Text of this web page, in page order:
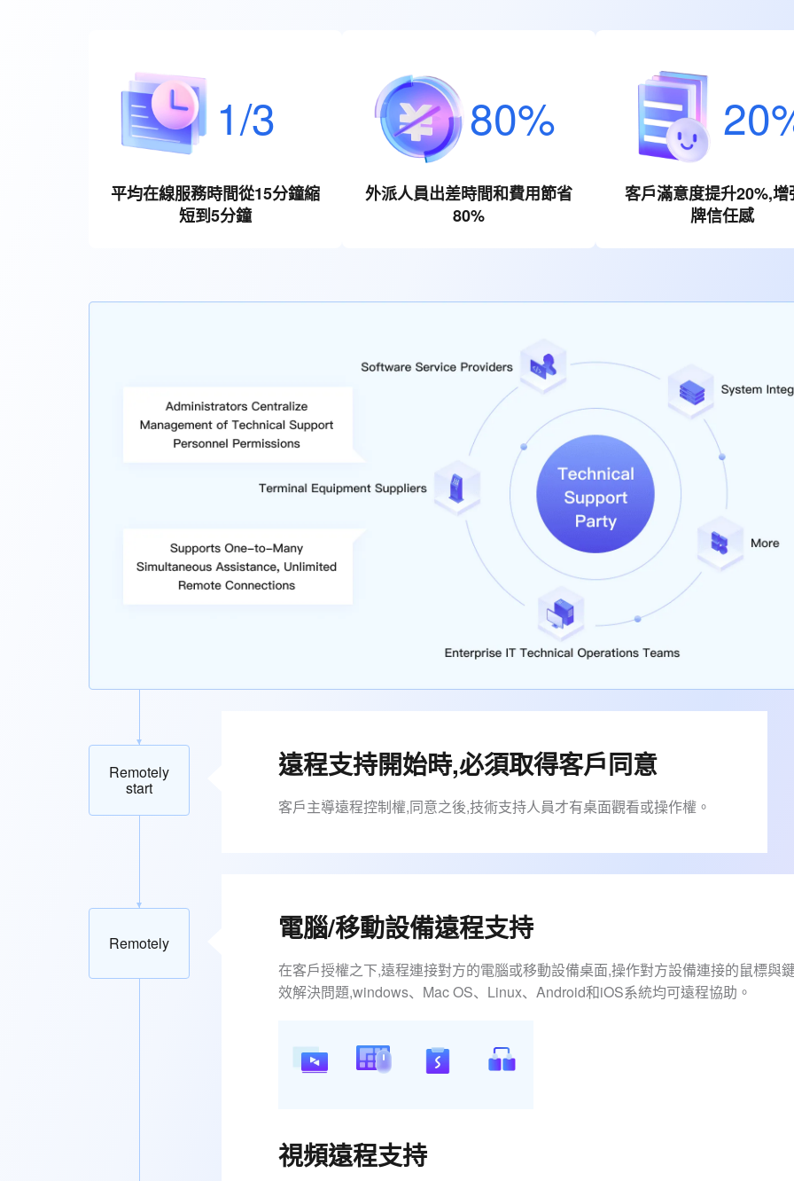
1/3
平均在線服務時間從15分鐘縮
短到5分鐘
80%
外派人員出差時間和費用節省
80%
客戶滿意度提升20%,增
牌信任感
Remotely
start
遠程支持開始時,必須取得客戶同意
客戶主導遠程控制權,同意之後,技術支持人員才有桌面觀看或操作權。
Remotely 電腦/移動設備遠程支持
在客戶授權之下,遠程連接對方的電腦或移動設備桌面,操作對方設備連接的鼠標與
效解決問題,windows、Mac OS、Linux、Android和iOS系統均可遠程協助。
視頻遠程支持